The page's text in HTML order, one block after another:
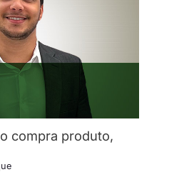
compra produto,